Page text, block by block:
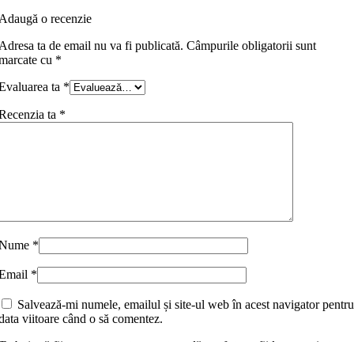
o recenzie
ta de email nu va fi publicată. Câmpurile obligatorii sunt
cu *
ta *
ta *
*
*
Salvează-mi numele, emailul și site-ul web în acest navigator pentru
viitoare când o să comentez.